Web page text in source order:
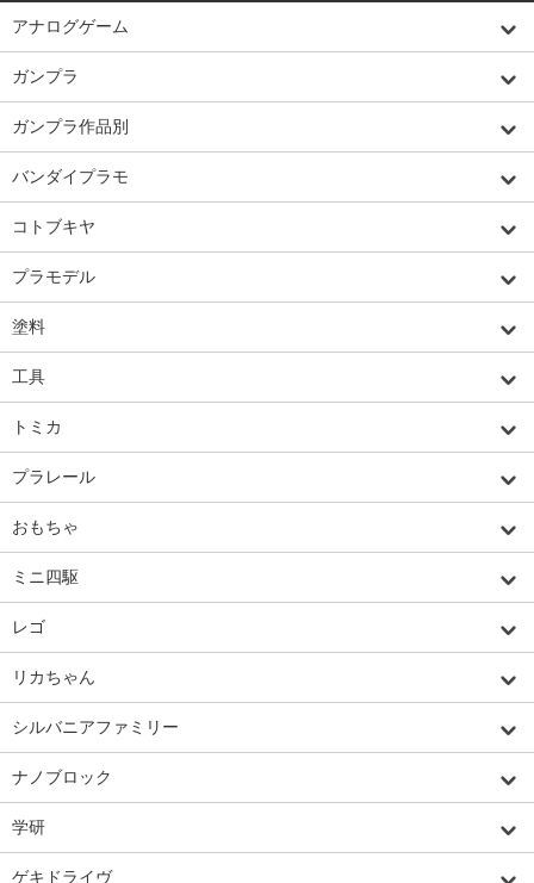
アナログゲーム
ガンプラ
ガンプラ作品別
バンダイプラモ
コトブキヤ
プラモデル
塗料
工具
トミカ
プラレール
おもちゃ
ミニ四駆
レゴ
リカちゃん
シルバニアファミリー
ナノブロック
学研
ゲキドライヴ